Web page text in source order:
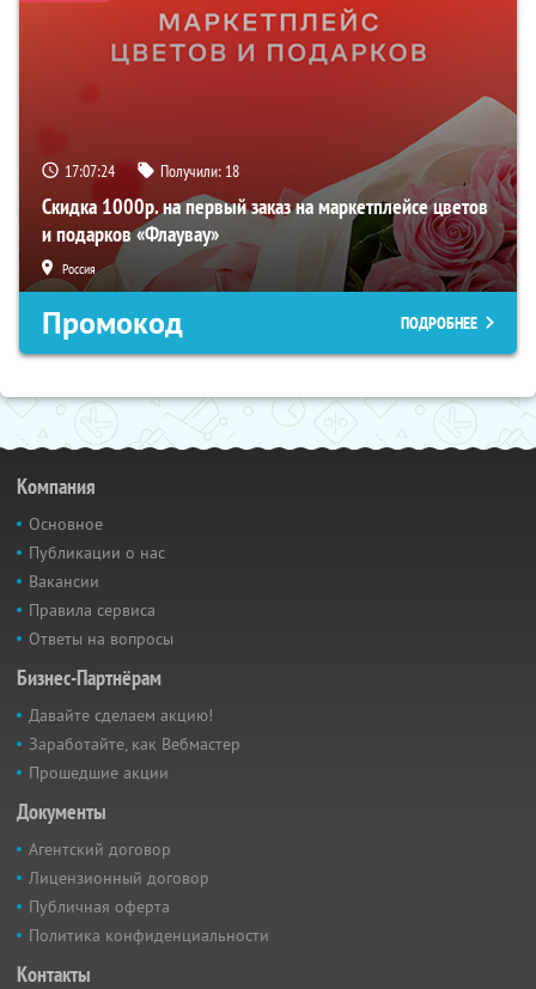
17:07:23 Получили: 18
Скидка 1000р. на первый заказ на маркетплейсе цветов
и подарков «Флаувау»
Россия
Промокод ПОДРОБНЕЕ
Компания
Основное
Публикации о нас
Вакансии
Правила сервиса
Ответы на вопросы
Бизнес-Партнёрам
Давайте сделаем акцию!
Заработайте, как Вебмастер
Прошедшие акции
Документы
Агентский договор
Лицензионный договор
Публичная оферта
Политика конфиденциальности
Контакты